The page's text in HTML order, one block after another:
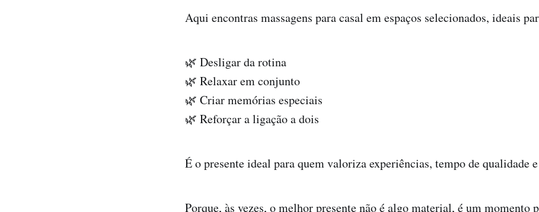
Aqui encontras massagens para casal em espaços selecionados, ideais
🌿 Desligar da rotina
🌿 Relaxar em conjunto
🌿 Criar memórias especiais
🌿 Reforçar a ligação a dois
É o presente ideal para quem valoriza experiências, tempo de qualidade
Porque, às vezes, o melhor presente não é algo material, é um momento